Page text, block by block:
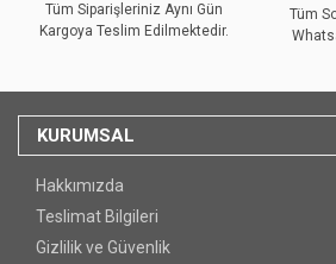
Tüm Siparişleriniz Aynı Gün
Kargoya Teslim Edilmektedir.
Tüm
KURUMSAL
Hakkımızda
Teslimat Bilgileri
Gizlilik ve Güvenlik